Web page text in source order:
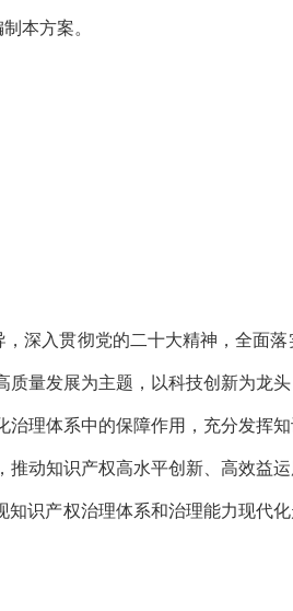
制本方案。
深入贯彻党的二十大精神，全面
量发展为主题，以科技创新为龙
治理体系中的保障作用，充分发挥
动知识产权高水平创新、高效益
知识产权治理体系和治理能力现代